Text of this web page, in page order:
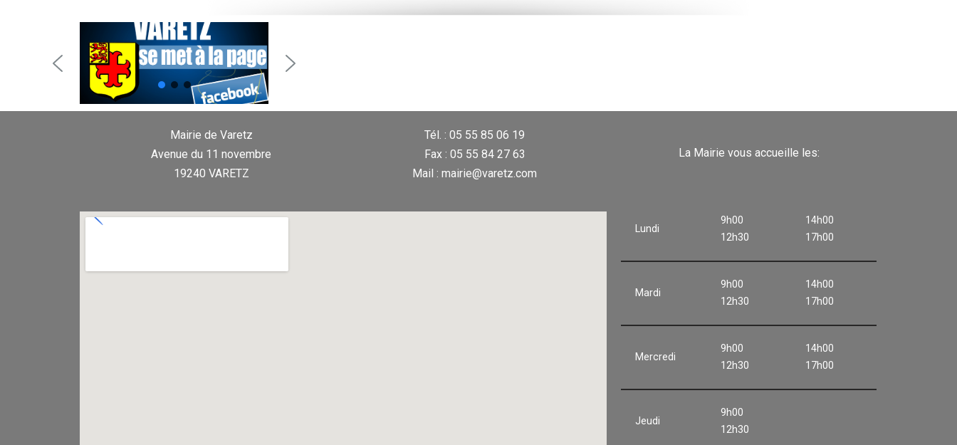
Mairie de Varetz
Avenue du 11 novembre
19240 VARETZ
Tél. : 05 55 85 06 19
Fax : 05 55 84 27 63
Mail : mairie@varetz.com
La Mairie vous accueille les:
Lundi
9h00
12h30
14h00
17h00
Mardi
9h00
12h30
14h00
17h00
Mercredi
9h00
12h30
14h00
17h00
Jeudi
9h00
12h30